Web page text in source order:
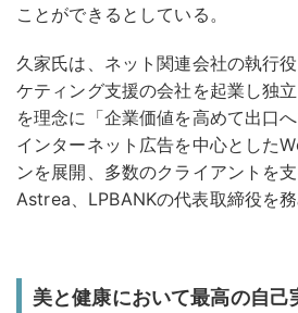
ことができるとしている。
久家氏は、ネット関連会社の執行
ケティング支援の会社を起業し独
を理念に「企業価値を高めて出口
インターネット広告を中心とした
ンを展開、多数のクライアントを
Astrea、LPBANKの代表取締役を務
美と健康において最高の自己